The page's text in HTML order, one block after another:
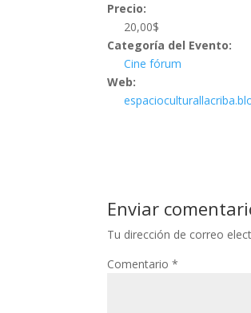
Precio:
20,00$
Categoría del Evento:
Cine fórum
Web:
Enviar
Tu dirección de correo
Comentario*